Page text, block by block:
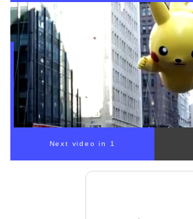
00:00 /01:00